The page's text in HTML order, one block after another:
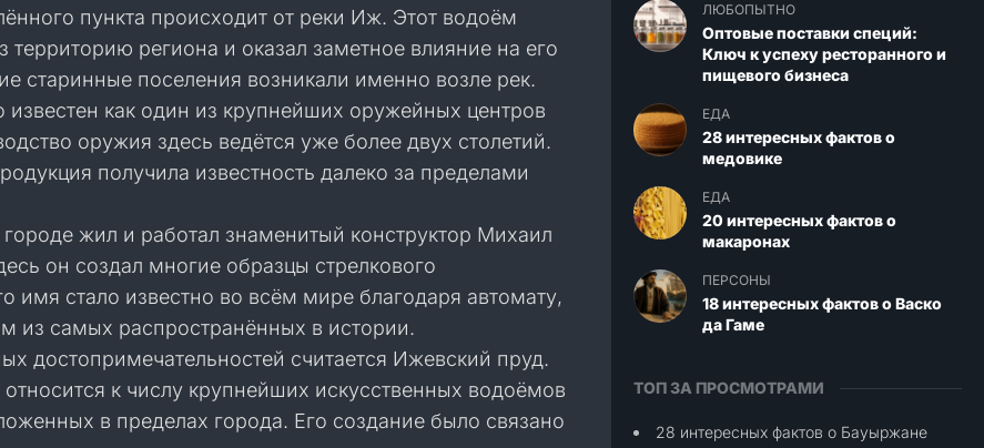
пункта происходит от реки Иж. Этот водоём
территорию региона и оказал заметное влияние на его
старинные поселения возникали именно возле рек.
как один из крупнейших оружейных центров
оружия здесь ведётся уже более двух столетий.
получила известность далеко за пределами
жил и работал знаменитый конструктор Михаил
он создал многие образцы стрелкового
имя стало известно во всём мире благодаря автомату,
из самых распространённых в истории.
достопримечательностей считается Ижевский пруд.
к числу крупнейших искусственных водоёмов
в пределах города. Его создание было связано
ЛЮБОПЫТНО
Оптовые поставки специй:
Ключ к успеху ресторанного и
пищевого бизнеса
ЕДА
28 интересных фактов о
медовике
ЕДА
20 интересных фактов о
макаронах
ПЕРСОНЫ
18 интересных фактов о Васко
да Гаме
ТОП ЗА ПРОСМОТРАМИ
28 интересных фактов о Бауыржане